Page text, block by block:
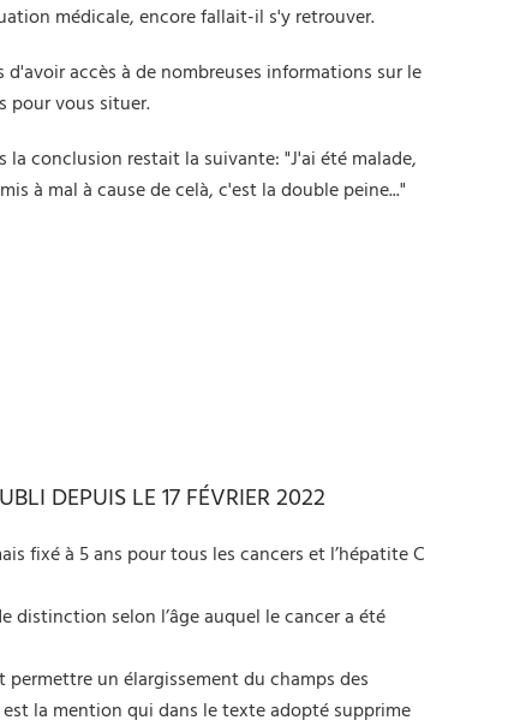
médicale, encore fallait-il s'y retrouver.
accès à de nombreuses informations sur le
pour vous situer.
conclusion restait la suivante: "J'ai été malade,
à mal à cause de celà, c'est la double peine..."
DEPUIS LE 17 FÉVRIER 2022
fixé à 5 ans pour tous les cancers et l’hépatite C
distinction selon l’âge auquel le cancer a été
permettre un élargissement du champs des
la mention qui dans le texte adopté supprime